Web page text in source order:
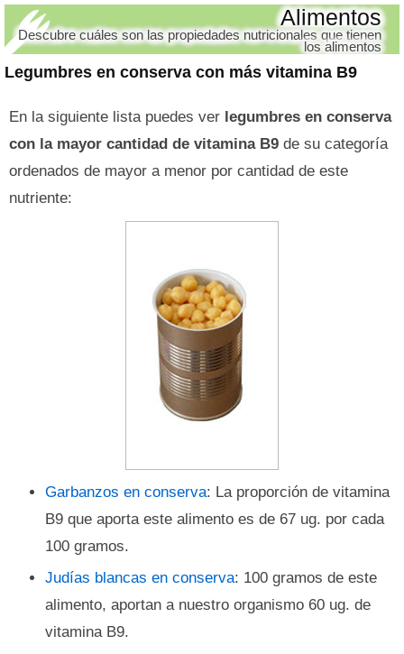
Legumbres en conserva con más vitamina B9
Alimentos
Descubre cuáles son las propiedades nutricionales que tienen
los alimentos
En la siguiente lista puedes ver legumbres en conserva
con la mayor cantidad de vitamina B9 de su categoría
ordenados de mayor a menor por cantidad de este
nutriente:
Garbanzos en conserva: La proporción de vitamina
B9 que aporta este alimento es de 67 ug. por cada
100 gramos.
Judías blancas en conserva: 100 gramos de este
alimento, aportan a nuestro organismo 60 ug. de
vitamina B9.